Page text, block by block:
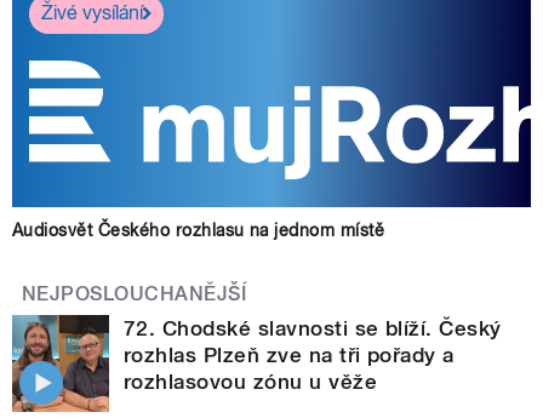
Živé vysílání
Audiosvět Českého rozhlasu na jednom místě
NEJPOSLOUCHANĚJŠÍ
72. Chodské slavnosti se blíží. Český
rozhlas Plzeň zve na tři pořady a
rozhlasovou zónu u věže